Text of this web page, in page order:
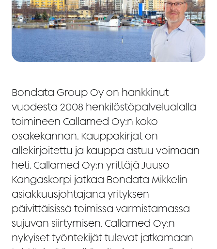
Bondata Group Oy on hankkinut
vuodesta 2008 henkilöstöpalvelualalla
toimineen Callamed Oy:n koko
osakekannan. Kauppakirjat on
allekirjoitettu ja kauppa astuu voimaan
heti. Callamed Oy:n yrittäjä Juuso
Kangaskorpi jatkaa Bondata Mikkelin
asiakkuusjohtajana yrityksen
päivittäisissä toimissa varmistamassa
sujuvan siirtymisen. Callamed Oy:n
nykyiset työntekijät tulevat jatkamaan